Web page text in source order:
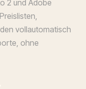
2 und Adobe
vollautomatisch
ohne